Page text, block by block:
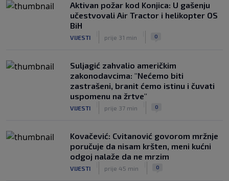
Aktivan požar kod Konjica: U gašenju
učestvovali Air Tractor i helikopter OS
BiH
VIJESTI prije 31 min 0
Suljagić zahvalio američkim
zakonodavcima: "Nećemo biti
zastrašeni, branit ćemo istinu i čuvati
uspomenu na žrtve"
VIJESTI prije 37 min 0
Kovačević: Cvitanović govorom mržnje
poručuje da nisam kršten, meni kućni
odgoj nalaže da ne mrzim
VIJESTI prije 45 min 0